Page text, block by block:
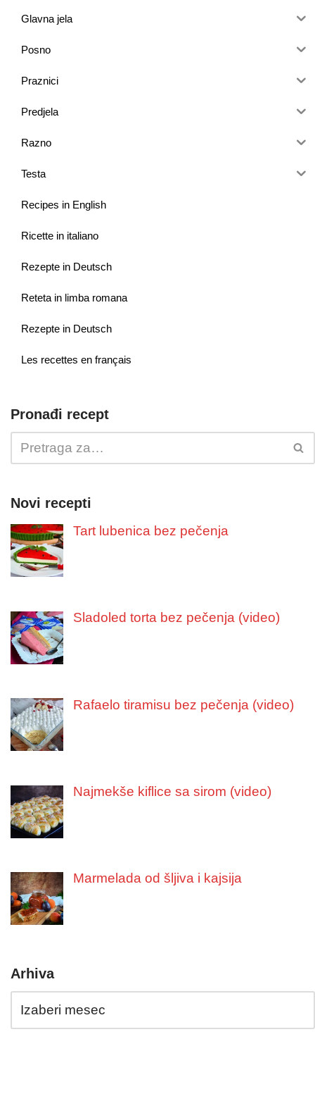
Glavna jela
Posno
Praznici
Predjela
Razno
Testa
Recipes in English
Ricette in italiano
Rezepte in Deutsch
Reteta in limba romana
Rezepte in Deutsch
Les recettes en français
Pronađi recept
Novi recepti
Tart lubenica bez pečenja
Sladoled torta bez pečenja (video)
Rafaelo tiramisu bez pečenja (video)
Najmekše kiflice sa sirom (video)
Marmelada od šljiva i kajsija
Arhiva